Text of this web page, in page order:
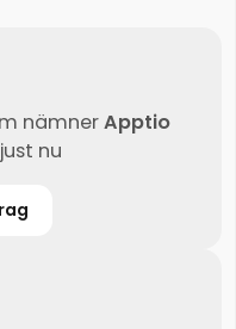
nämnerApptio
just nu